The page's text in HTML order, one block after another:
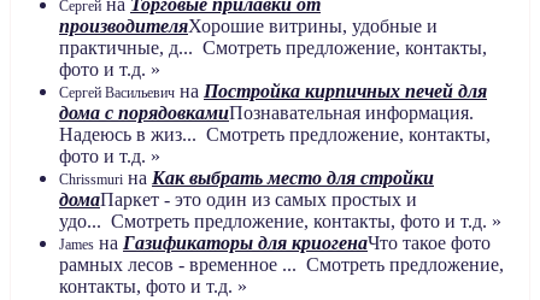
Сергей
производителяХорошие витрины, удобные и
практичные, д... Смотреть предложение, контакты,
фото и т.д. »
Сергей Васильевич на Постройка кирпичных печей для
дома с порядовкамиПознавательная информация.
Надеюсь в жиз... Смотреть предложение, контакты,
фото и т.д. »
Chrissmuri на Как выбрать место для стройки
домаПаркет - это один из самых простых и
удо... Смотреть предложение, контакты, фото и т.д. »
James на Газификаторы для криогенаЧто такое фото
рамных лесов - временное ... Смотреть предложение,
контакты, фото и т.д. »